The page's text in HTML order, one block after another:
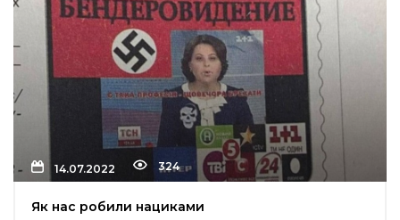
14.07.2022 324
Як нас робили нациками